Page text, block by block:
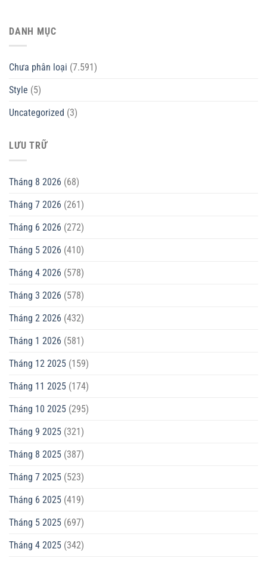
DANH MỤC
Chưa phân loại (7.591)
Style (5)
Uncategorized (3)
LƯU TRỮ
Tháng 8 2026 (68)
Tháng 7 2026 (261)
Tháng 6 2026 (272)
Tháng 5 2026 (410)
Tháng 4 2026 (578)
Tháng 3 2026 (578)
Tháng 2 2026 (432)
Tháng 1 2026 (581)
Tháng 12 2025 (159)
Tháng 11 2025 (174)
Tháng 10 2025 (295)
Tháng 9 2025 (321)
Tháng 8 2025 (387)
Tháng 7 2025 (523)
Tháng 6 2025 (419)
Tháng 5 2025 (697)
Tháng 4 2025 (342)